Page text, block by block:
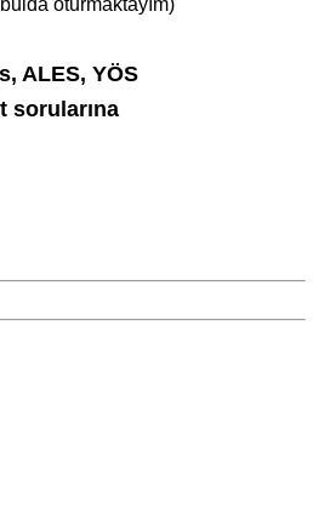
oturmaktayım)
ALES, YÖS
sorularına